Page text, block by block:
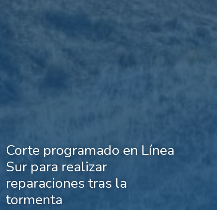
Corte programado en Línea
Sur para realizar
reparaciones tras la
tormenta